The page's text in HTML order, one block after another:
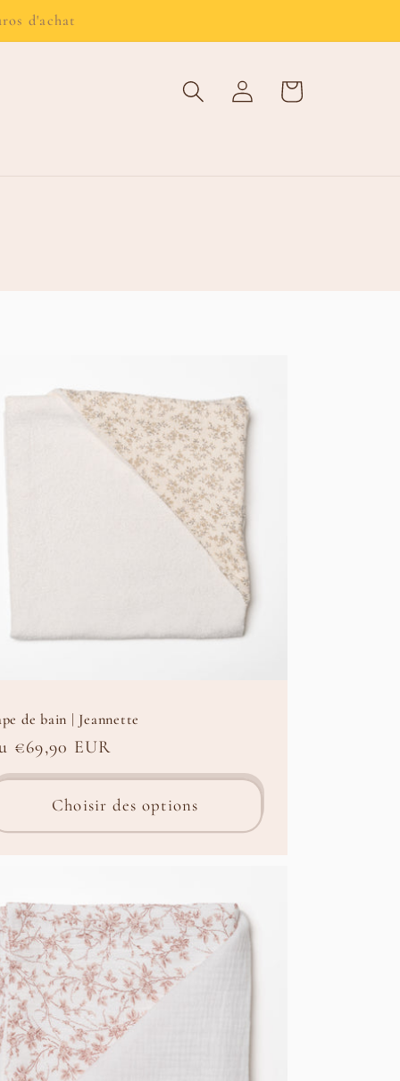
d'achat
Connexion Panier
de bain | Jeannette
€69,90 EUR
Choisir des options